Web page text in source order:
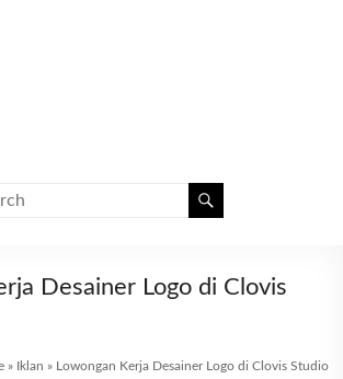
Desainer Logo di Clovis
» Iklan » Lowongan Kerja Desainer Logo di Clovis Studio